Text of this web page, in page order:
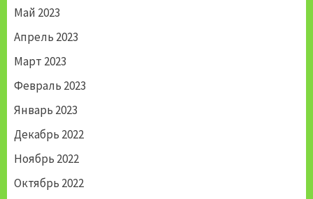
Май 2023
Апрель 2023
Март 2023
Февраль 2023
Январь 2023
Декабрь 2022
Ноябрь 2022
Октябрь 2022